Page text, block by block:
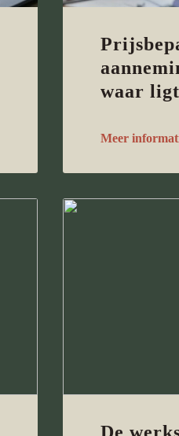
waar
Meer